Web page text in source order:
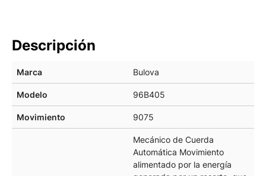
Descripción
Marca Bulova
Modelo 96B405
Movimiento 9075
Mecánico de Cuerda
Automática Movimiento
alimentado por la energía